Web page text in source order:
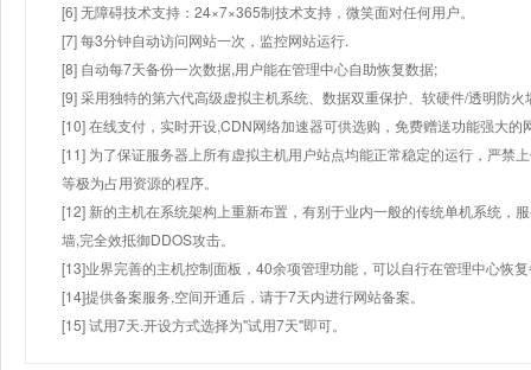
[6] 无障碍技术支持：24×7×365制技术支持，微笑面对任何用户。
[7] 每3分钟自动访问网站一次，监控网站运行.
[8] 自动每7天备份一次数据,用户能在管理中心自助恢复数据;
[9] 采用独特的第六代高级虚拟主机系统、数据双重保护、软硬件/透明防火
[10] 在线支付，实时开设,CDN网络加速器可供选购，免费赠送功能强大
[11] 为了保证服务器上所有虚拟主机用户站点均能正常稳定的运行，严禁
等极为占用资源的程序。
[12] 新的主机在系统架构上重新布置，有别于业内一般的传统单机系统，
墙,完全效抵御DDOS攻击。
[13]业界完善的主机控制面板，40余项管理功能，可以自行在管理中心恢
[14]提供备案服务,空间开通后，请于7天内进行网站备案。
[15] 试用7天.开设方式选择为"试用7天"即可。